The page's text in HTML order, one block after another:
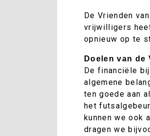
De Vrienden
vrijwilligers
opnieuw op te
Doelen van de
De financiële
algemene
ten goede aan
het
kunnen we ook
dragen we